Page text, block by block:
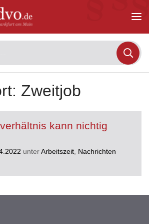
Kurt
Main
Zweitjob
kann nichtig
unterArbeitszeit, Nachrichten